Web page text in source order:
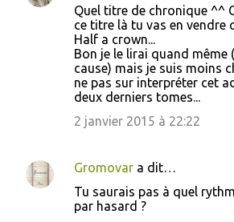
Quel titre de chronique ^^
ce titre là tu vas en vendre
Half a crown...
Bon je le lirai quand même
cause) mais je suis moins
ne pas sur interpréter cet
deux derniers tomes...
2 janvier 2015 à 22:22
Gromovar a dit…
Tu saurais pas à quel
par hasard ?